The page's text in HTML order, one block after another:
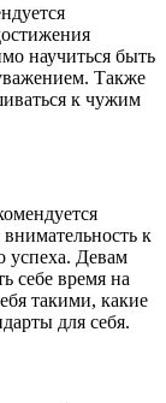
научиться быть
Также
к чужим
к
успеха. Девам
себе время на
такими, какие
для себя.